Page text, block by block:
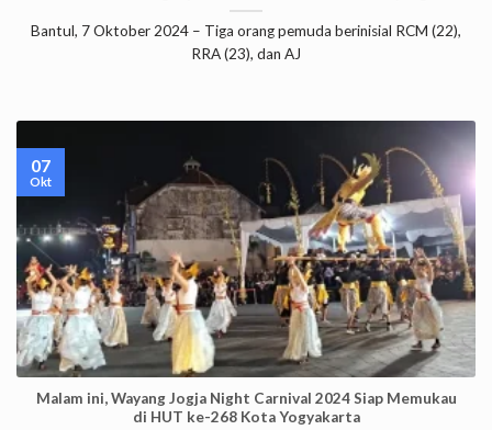
Bantul, 7 Oktober 2024 – Tiga orang pemuda berinisial RCM (22),
RRA (23), dan AJ
Malam ini, Wayang Jogja Night Carnival 2024 Siap Memukau
di HUT ke-268 Kota Yogyakarta
07
Okt